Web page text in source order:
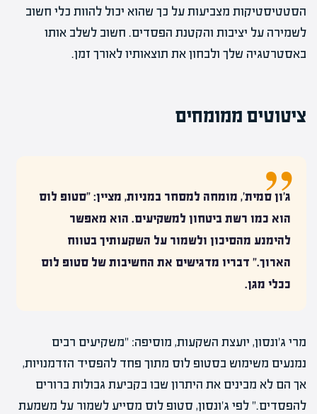
הסטטיסטיקות מצביעות על כך שהוא יכול להוות כלי חשוב
לשמירה על יציבות והקטנת הפסדים. חשוב לשלב אותו
באסטרטגיה שלך ולבחון את תוצאותיו לאורך זמן.
ציטוטים ממומחים
ג'ון סמית', מומחה למסחר במניות, מציין: "סטופ לוס
הוא כמו רשת ביטחון למשקיעים. הוא מאפשר
להימנע מהסיכון ולשמור על השקעותיך בטווח
הארוך." דבריו מדגישים את החשיבות של סטופ לוס
ככלי מגן.
מרי ג'ונסון, יועצת השקעות, מוסיפה: "משקיעים רבים
נמנעים משימוש בסטופ לוס מתוך פחד להפסיד הזדמנויות,
אך הם לא מבינים את היתרון שבו בקביעת גבולות ברורים
להפסדים." לפי ג'ונסון, סטופ לוס מסייע לשמור על משמעת